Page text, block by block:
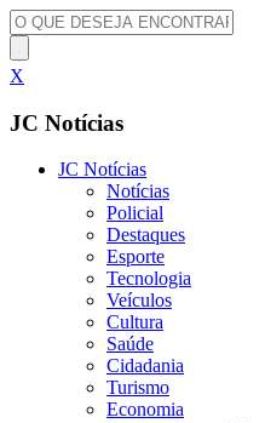
X
JC Notícias
JC Notícias
Notícias
Policial
Destaques
Esporte
Tecnologia
Veículos
Cultura
Saúde
Cidadania
Turismo
Economia